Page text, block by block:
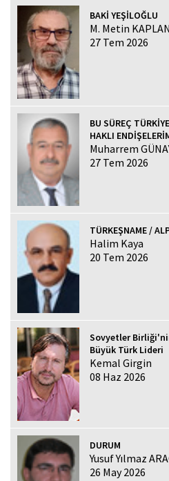
BAKİ YEŞİLOĞLU
M. Metin KAPLAN
27 Tem 2026
BU SÜREÇ
HAKLI
Muharrem
27 Tem 2026
TÜRKEŞNAME /
Halim Kaya
20 Tem 2026
Sovyetler Birliği'nin
Büyük Türk Lideri
Kemal Girgin
08 Haz 2026
DURUM
Yusuf Yılmaz
26 May 2026